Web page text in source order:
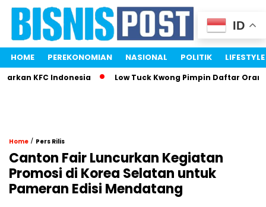
HOME PEREKONOMIAN NASIONAL POLITIK LIFESTYLE
KFC Indonesia Low Tuck Kwong Pimpin Daftar Orang
Home / Pers Rilis
Canton Fair Luncurkan Kegiatan
Promosi di Korea Selatan untuk
Pameran Edisi Mendatang
ID